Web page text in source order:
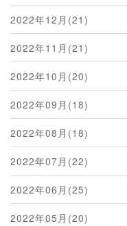
2022年12月(21)
2022年11月(21)
2022年10月(20)
2022年09月(18)
2022年08月(18)
2022年07月(22)
2022年06月(25)
2022年05月(20)